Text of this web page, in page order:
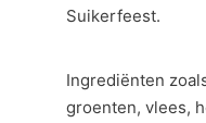
Suikerfeest.
Ingrediënten
groenten, vlees,